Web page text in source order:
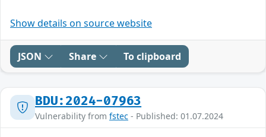
Show details on source website
JSON Share To clipboard
BDU:2024-07963
Vulnerability from fstec - Published: 01.07.2024